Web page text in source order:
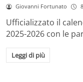
Giovanni Fortunato
Ufficializzato il
2025-2026 con le
Leggi di più